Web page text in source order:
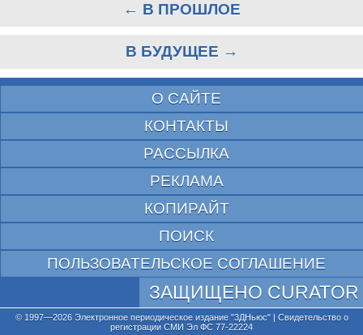
← В ПРОШЛОЕ
В БУДУЩЕЕ →
О САЙТЕ
КОНТАКТЫ
РАССЫЛКА
РЕКЛАМА
КОПИРАЙТ
ПОИСК
ПОЛЬЗОВАТЕЛЬСКОЕ СОГЛАШЕНИЕ
ЗАЩИЩЕНО CURATOR
© 1997—2026 Электронное периодическое издание "3ДНьюс" | Свидетельство о
регистрации СМИ Эл ФС 77-22224